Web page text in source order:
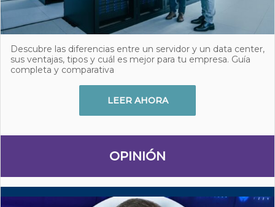
Descubre las diferencias entre un servidor y un data center,
sus ventajas, tipos y cuál es mejor para tu empresa. Guía
completa y comparativa
LEER AHORA
OPINIÓN